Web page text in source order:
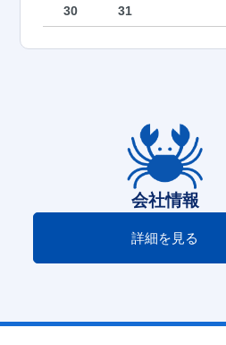
30 31
会社情報
詳細を見る